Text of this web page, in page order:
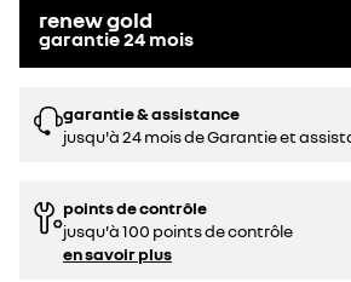
renew gold
garantie24 mois
garantie & assistance
jusqu'à 24 mois de Garantie et
points de contrôle
jusqu'à 100 points de contrôle
en savoir plus